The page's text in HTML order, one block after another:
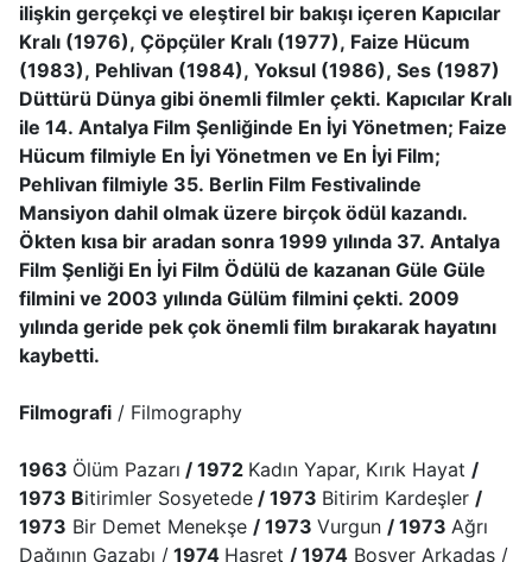
ilişkin gerçekçi ve eleştirel bir bakışı içeren Kapıcılar
Kralı (1976), Çöpçüler Kralı (1977), Faize Hücum
(1983), Pehlivan (1984), Yoksul (1986), Ses (1987)
Düttürü Dünya gibi önemli filmler çekti. Kapıcılar Kralı
ile 14. Antalya Film Şenliğinde En İyi Yönetmen; Faize
Hücum filmiyle En İyi Yönetmen ve En İyi Film;
Pehlivan filmiyle 35. Berlin Film Festivalinde
Mansiyon dahil olmak üzere birçok ödül kazandı.
Ökten kısa bir aradan sonra 1999 yılında 37. Antalya
Film Şenliği En İyi Film Ödülü de kazanan Güle Güle
filmini ve 2003 yılında Gülüm filmini çekti. 2009
yılında geride pek çok önemli film bırakarak hayatını
kaybetti.
Filmografi / Filmography
1963 Ölüm Pazarı / 1972 Kadın Yapar, Kırık Hayat /
1973 Bitirimler Sosyetede / 1973 Bitirim Kardeşler /
1973 Bir Demet Menekşe / 1973 Vurgun / 1973 Ağrı
Dağının Gazabı / 1974 Hasret / 1974 Boşver Arkadaş /